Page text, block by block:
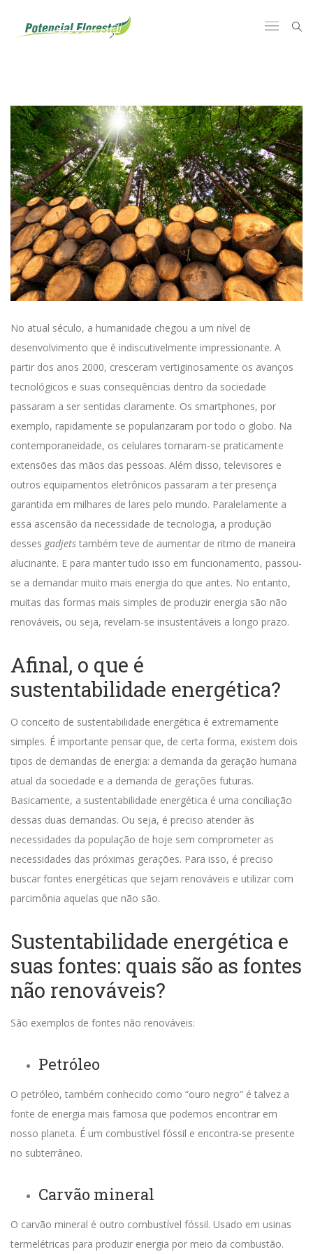
No atual século, a humanidade chegou a um nível de
desenvolvimento que é indiscutivelmente impressionante. A
partir dos anos 2000, cresceram vertiginosamente os avanços
tecnológicos e suas consequências dentro da sociedade
passaram a ser sentidas claramente. Os smartphones, por
exemplo, rapidamente se popularizaram por todo o globo. Na
contemporaneidade, os celulares tornaram-se praticamente
extensões das mãos das pessoas. Além disso, televisores e
outros equipamentos eletrônicos passaram a ter presença
garantida em milhares de lares pelo mundo. Paralelamente a
essa ascensão da necessidade de tecnologia, a produção
desses gadjets também teve de aumentar de ritmo de maneira
alucinante. E para manter tudo isso em funcionamento, passou-
se a demandar muito mais energia do que antes. No entanto,
muitas das formas mais simples de produzir energia são não
renováveis, ou seja, revelam-se insustentáveis a longo prazo.
Afinal, o que é
sustentabilidade energética?
O conceito de sustentabilidade energética é extremamente
simples. É importante pensar que, de certa forma, existem dois
tipos de demandas de energia: a demanda da geração humana
atual da sociedade e a demanda de gerações futuras.
Basicamente, a sustentabilidade energética é uma conciliação
dessas duas demandas. Ou seja, é preciso atender às
necessidades da população de hoje sem comprometer as
necessidades das próximas gerações. Para isso, é preciso
buscar fontes energéticas que sejam renováveis e utilizar com
parcimônia aquelas que não são.
Sustentabilidade energética e
suas fontes: quais são as fontes
não renováveis?
São exemplos de fontes não renováveis:
Petróleo
O petróleo, também conhecido como “ouro negro” é talvez a
fonte de energia mais famosa que podemos encontrar em
nosso planeta. É um combustível fóssil e encontra-se presente
no subterrâneo.
Carvão mineral
O carvão mineral é outro combustível fóssil. Usado em usinas
termelétricas para produzir energia por meio da combustão.